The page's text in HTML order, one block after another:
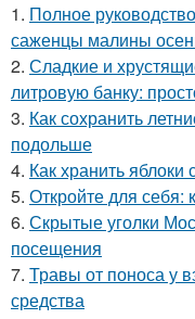
1. Полное
саженцы малины
2. Сладкие и
литровую банку:
3. Как сохранить
подольше
4. Как хранить
5. Откройте для себя:
6. Скрытые уголки
посещения
7. Травы от поноса у
средства